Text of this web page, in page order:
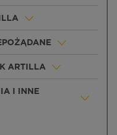
ARTILLA
I INNE